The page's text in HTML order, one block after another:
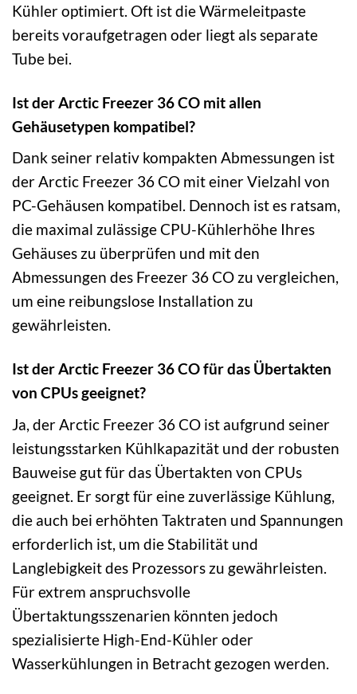
Kühler optimiert. Oft ist die Wärmeleitpaste
bereits voraufgetragen oder liegt als separate
Tube bei.
Ist der Arctic Freezer 36 CO mit allen
Gehäusetypen kompatibel?
Dank seiner relativ kompakten Abmessungen ist
der Arctic Freezer 36 CO mit einer Vielzahl von
PC-Gehäusen kompatibel. Dennoch ist es ratsam,
die maximal zulässige CPU-Kühlerhöhe Ihres
Gehäuses zu überprüfen und mit den
Abmessungen des Freezer 36 CO zu vergleichen,
um eine reibungslose Installation zu
gewährleisten.
Ist der Arctic Freezer 36 CO für das Übertakten
von CPUs geeignet?
Ja, der Arctic Freezer 36 CO ist aufgrund seiner
leistungsstarken Kühlkapazität und der robusten
Bauweise gut für das Übertakten von CPUs
geeignet. Er sorgt für eine zuverlässige Kühlung,
die auch bei erhöhten Taktraten und Spannungen
erforderlich ist, um die Stabilität und
Langlebigkeit des Prozessors zu gewährleisten.
Für extrem anspruchsvolle
Übertaktungsszenarien könnten jedoch
spezialisierte High-End-Kühler oder
Wasserkühlungen in Betracht gezogen werden.